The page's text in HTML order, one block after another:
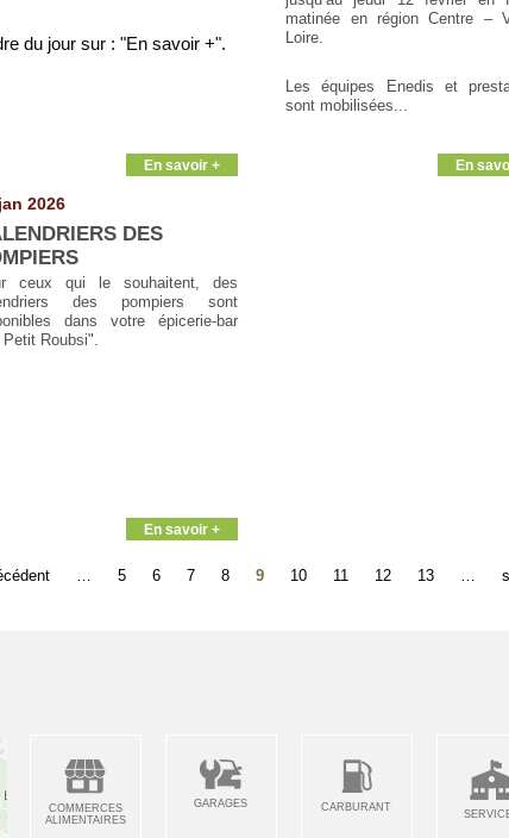
du jour sur : "En savoir +".
En savoir +
matinée en région Centre –
Loire.
Les équipes Enedis et
sont mobilisées...
En
2026
DES
ceux qui le souhaitent, des
des pompiers sont
dans votre épicerie-bar
Roubsi".
En savoir +
5 6 7 8 9 10 11 12 13
COMMERCES
ALIMENTAIRES
GARAGES CARBURANT